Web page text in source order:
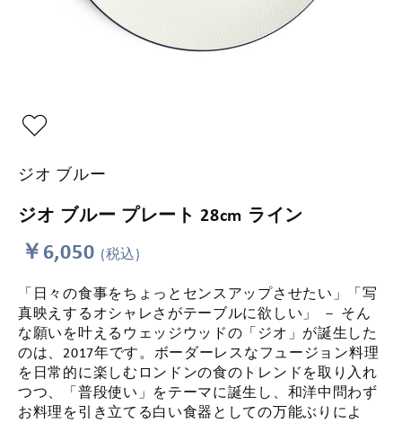
ジオ ブルー
ジオ ブルー プレート 28cm ライン
￥6,050 (税込)
「日々の食事をちょっとセンスアップさせたい」「写
真映えするオシャレさがテーブルに欲しい」 － そん
な願いを叶えるウェッジウッドの「ジオ」が誕生した
のは、2017年です。ボーダーレスなフュージョン料理
を日常的に楽しむロンドンの食のトレンドを取り入れ
つつ、「普段使い」をテーマに誕生し、和洋中問わず
お料理を引き立てる白い食器としての万能ぶりによ